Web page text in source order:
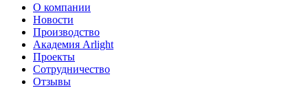
О компании
Новости
Производство
Академия Arlight
Проекты
Сотрудничество
Отзывы